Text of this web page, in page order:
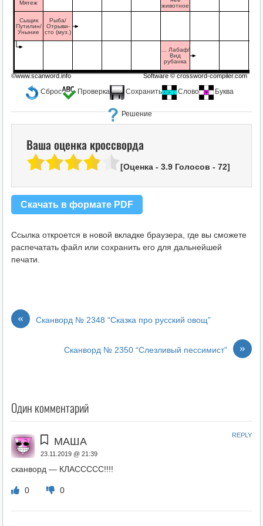
Сброс Проверка Сохранить Слово Буква
Решение
Мятеж
животное
Сыщик
Путилин/
Уныние
Рыба/
Отрыви-
сто (муз.)
... Лабаф/
Вид
рубанка
©www.scanword.info Software ©crossword-compiler.com
Ваша оценка кроссворда
[Оценка - 3.9Голосов - 72]
Скачать в формате PDF
Ссылка откроется в новой вкладке браузера, где вы сможете
распечатать файл или сохранить его для дальнейшей
печати.
« Сканворд № 2348 “Сказка про русский овощ”
»
Сканворд № 2350 “Слезливый пессимист”
Один комментарий
МАША
23.11.2019 @ 21:39
сканворд — КЛАССССС!!!!
0 0
REPLY